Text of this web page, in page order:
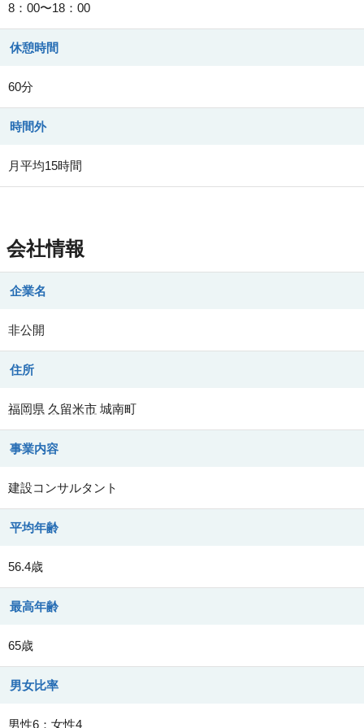
8：00〜18：00
休憩時間
60分
時間外
月平均15時間
会社情報
企業名
非公開
住所
福岡県 久留米市 城南町
事業内容
建設コンサルタント
平均年齢
56.4歳
最高年齢
65歳
男女比率
男性6：女性4